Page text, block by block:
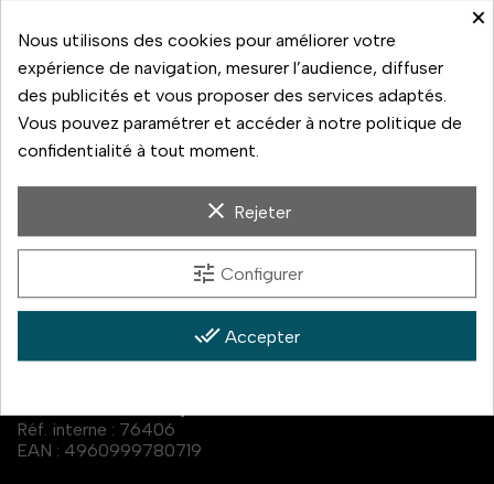
Paiement sécurisé
14 jours pour changer d'avis
Livraison rapide
Réf. interne : 76406
EAN : 4960999780719
×
Nous utilisons des cookies pour améliorer votre
expérience de navigation, mesurer l’audience, diffuser
des publicités et vous proposer des services adaptés.
Vous pouvez paramétrer et accéder à notre politique de
confidentialité à tout moment.
clear Rejeter
tune Configurer
done_all Accepter